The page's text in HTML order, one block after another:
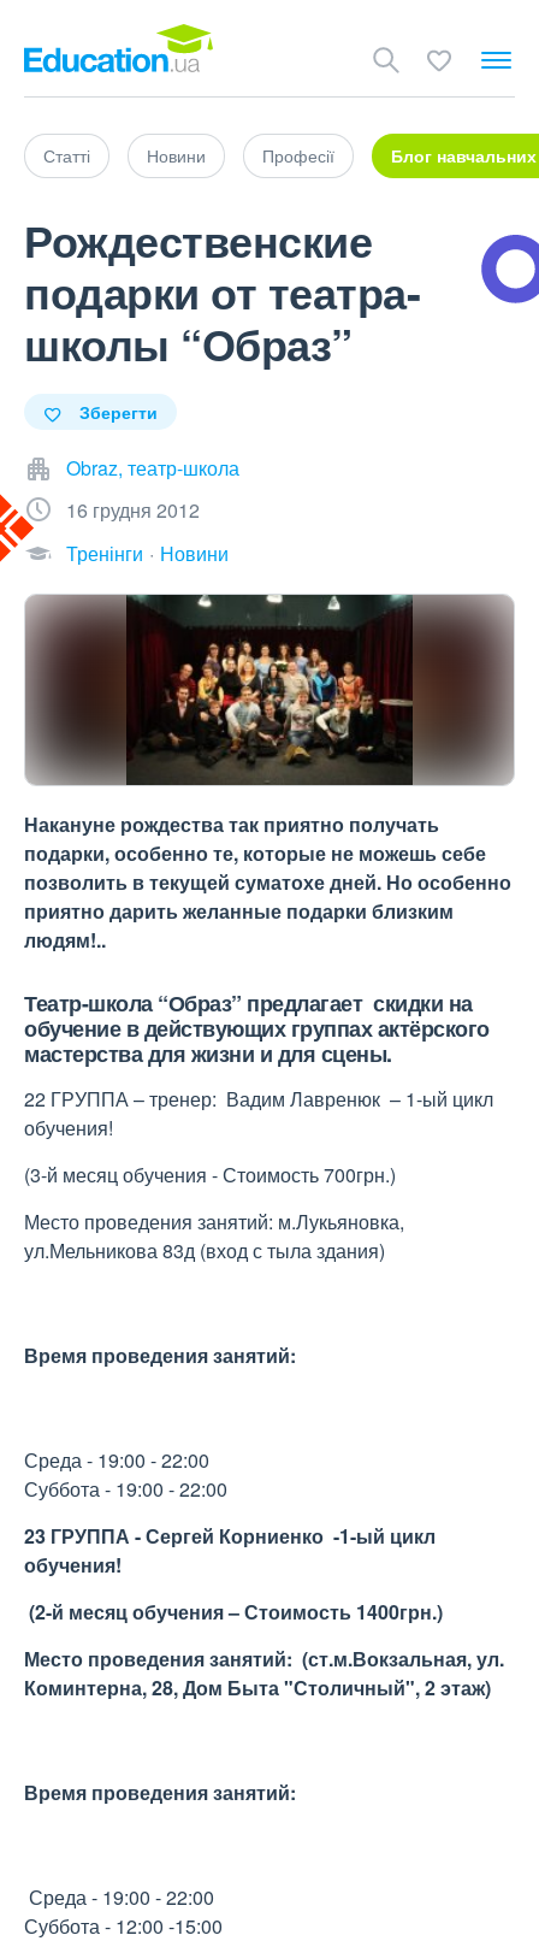
Статті Новини Професії Блог навчальних
Рождественские
подарки от театра-
школы “Образ”
Зберегти
Obraz, театр-школа
16 грудня 2012
Тренінги
Новини
Накануне рождества так приятно получать
подарки, особенно те, которые не можешь себе
позволить в текущей суматохе дней. Но особенно
приятно дарить желанные подарки близким
людям!..
Театр-школа “Образ” предлагает скидки на
обучение в действующих группах актёрского
мастерства для жизни и для сцены.
22 ГРУППА – тренер: Вадим Лавренюк – 1-ый цикл
обучения!
(3-й месяц обучения - Стоимость 700грн.)
Место проведения занятий: м.Лукьяновка,
ул.Мельникова 83д (вход с тыла здания)
Время проведения занятий:
Среда - 19:00 - 22:00
Суббота - 19:00 - 22:00
23 ГРУППА - Сергей Корниенко -1-ый цикл
обучения!
(2-й месяц обучения – Стоимость 1400грн.)
Место проведения занятий: (ст.м.Вокзальная, ул.
Коминтерна, 28, Дом Быта "Столичный", 2 этаж)
Время проведения занятий:
Среда - 19:00 - 22:00
Суббота - 12:00 -15:00